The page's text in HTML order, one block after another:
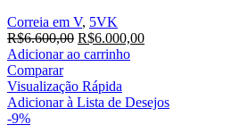
Correia em V, 5VK
R$6.600,00 O
preço
era:
R$6.600,00.
R$6.000,00O
R$6.000,00.
Adicionar ao carrinho
Comparar
Visualização Rápida
Adicionar à Lista de Desejos
-9%